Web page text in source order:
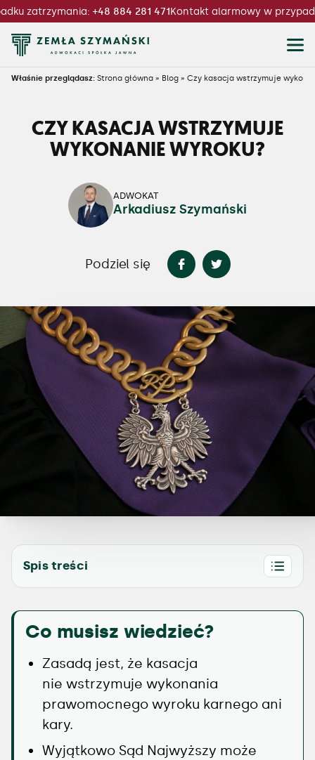
zatrzymania:+48 884 281 471 Kontakt alarmowy w przypadku
Właśnie przeglądasz: Strona główna » Blog » Czy kasacja wstrzymuje
CZY KASACJA WSTRZYMUJE
WYKONANIE WYROKU?
ADWOKAT
Arkadiusz Szymański
Podziel się
Spis treści
1. Czy kasacja wstrzymuje wykonanie
Co musisz wiedzieć?
Zasadą jest, że kasacja
nie wstrzymuje wykonania
prawomocnego wyroku karnego ani
kary.
Wyjątkowo Sąd Najwyższy może